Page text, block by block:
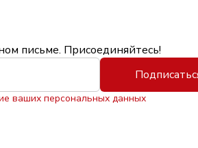
письме. Присоединяйтесь!
ваших персональных данных